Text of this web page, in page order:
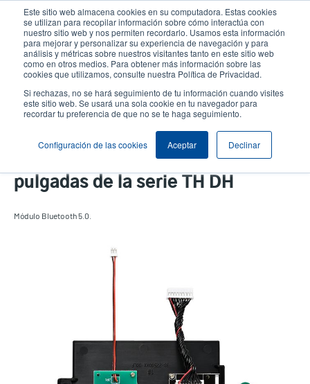
Este sitio web almacena cookies en su computadora. Estas cookies
se utilizan para recopilar información sobre cómo interactúa con
nuestro sitio web y nos permiten recordarlo. Usamos esta información
para mejorar y personalizar su experiencia de navegación y para
análisis y métricas sobre nuestros visitantes tanto en este sitio web
como en otros medios. Para obtener más información sobre las
cookies que utilizamos, consulte nuestra Política de Privacidad.
Si rechazas, no se hará seguimiento de tu información cuando visites
este sitio web. Se usará una sola cookie en tu navegador para
recordar tu preferencia de que no se te haga seguimiento.
Configuración de las cookies Aceptar Declinar
contenido
principal
User
account
menu
User
Header
Selector de productos
Módulo Bluetooth 5.0 de 4
pulgadas de la serie TH DH
Módulo Bluetooth 5.0.